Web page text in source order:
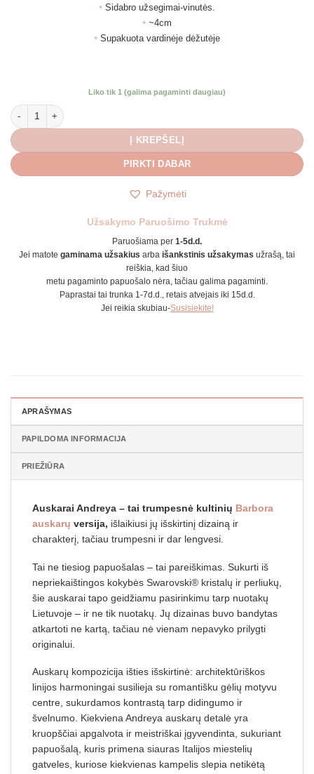
• Sidabro užsegimai-vinutės.
• ~4cm
• Supakuota vardinėje dėžutėje
Liko tik 1 (galima pagaminti daugiau)
produkto kiekis: Prabangūs auskarai Andreya - mėlyni
Į KREPŠELĮ
PIRKTI DABAR
Pažymėti
Užsakymo Paruošimo Trukmė
Paruošiama per 1-5d.d.
Jei matote gaminama užsakius arba išankstinis užsakymas užrašą, tai
reiškia, kad šiuo
metu pagaminto papuošalo nėra, tačiau galima pagaminti.
Paprastai tai trunka 1-7d.d., retais atvejais iki 15d.d.
Jei reikia skubiau-Susisiekite!
APRAŠYMAS
PAPILDOMA INFORMACIJA
PRIEŽIŪRA
Auskarai Andreya – tai trumpesnė kultinių Barbora
auskarų versija, išlaikiusi jų išskirtinį dizainą ir
charakterį, tačiau trumpesni ir dar lengvesi.
Tai ne tiesiog papuošalas – tai pareiškimas. Sukurti iš
nepriekaištingos kokybės Swarovski® kristalų ir perliukų,
šie auskarai tapo geidžiamu pasirinkimu tarp nuotakų
Lietuvoje – ir ne tik nuotakų. Jų dizainas buvo bandytas
atkartoti ne kartą, tačiau nė vienam nepavyko prilygti
originalui.
Auskarų kompozicija išties išskirtinė: architektūriškos
linijos harmoningai susilieja su romantišku gėlių motyvu
centre, sukurdamos kontrastą tarp didingumo ir
švelnumo. Kiekviena Andreya auskarų detalė yra
kruopščiai apgalvota ir meistriškai įgyvendinta, sukuriant
papuošalą, kuris primena siauras Italijos miestelių
gatveles, kuriose kiekvienas kampelis slepia netikėtą